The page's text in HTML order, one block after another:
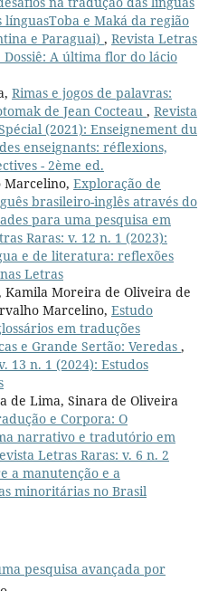
línguasToba e Maká da região
e Paraguai) , Revista Letras
Dossiê: A última flor do lácio
Rimas e jogos de palavras:
de Jean Cocteau , Revista
(2021): Enseignement du
enseignants: réflexions,
- 2ème ed.
Marcelino, Exploração de
brasileiro-inglês através do
para uma pesquisa em
Raras: v. 12 n. 1 (2023):
e de literatura: reflexões
Letras
Kamila Moreira de Oliveira de
Marcelino, Estudo
em traduções
e Grande Sertão: Veredas ,
13 n. 1 (2024): Estudos
de Lima, Sinara de Oliveira
e Corpora: O
narrativo e tradutório em
Letras Raras: v. 6 n. 2
a manutenção e a
minoritárias no Brasil
pesquisa avançada por